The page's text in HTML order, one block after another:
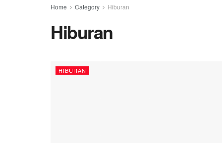
Home Category Hiburan
Hiburan
HIBURAN